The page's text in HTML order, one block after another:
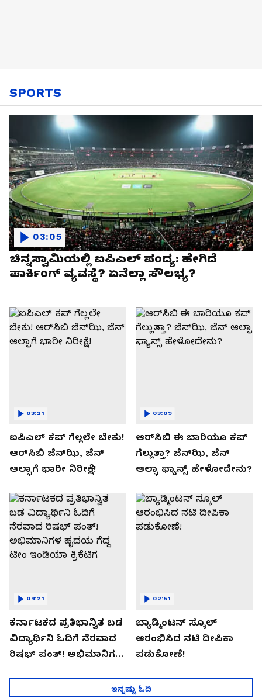
SPORTS
ಚಿನ್ನಸ್ವಾಮಿಯಲ್ಲಿ ಐಪಿಎಲ್‌ ಪಂದ್ಯ: ಹೇಗಿದೆ
ಪಾರ್ಕಿಂಗ್ ವ್ಯವಸ್ಥೆ? ಏನೆಲ್ಲಾ ಸೌಲಭ್ಯ?
03:05
ಐಪಿಎಲ್ ಕಪ್‌ ಗೆಲ್ಲಲೇ ಬೇಕು!
ಆರ್‌ಸಿಬಿ ಜೆನ್‌ಝಿ, ಜೆನ್‌
ಆಲ್ಫಾಗೆ ಭಾರೀ ನಿರೀಕ್ಷೆ!
03:21
ಆರ್‌ಸಿಬಿ ಈ ಬಾರಿಯೂ ಕಪ್‌
ಗೆಲ್ಲುತ್ತಾ? ಜೆನ್‌ಝಿ, ಜೆನ್‌
ಆಲ್ಫಾ ಫ್ಯಾನ್ಸ್ ಹೇಳೋದೇನು?
03:09
ಕರ್ನಾಟಕದ ಪ್ರತಿಭಾನ್ವಿತ ಬಡ
ವಿದ್ಯಾರ್ಥಿನಿ ಓದಿಗೆ ನೆರವಾದ
ರಿಷಭ್ ಪಂತ್! ಅಭಿಮಾನಿಗಳ
04:21
ಬ್ಯಾಡ್ಮಿಂಟನ್ ಸ್ಕೂಲ್​
ಆರಂಭಿಸಿದ ನಟಿ ದೀಪಿಕಾ
ಪಡುಕೋಣೆ!
02:51
ಇನ್ನಷ್ಟು ಓದಿ